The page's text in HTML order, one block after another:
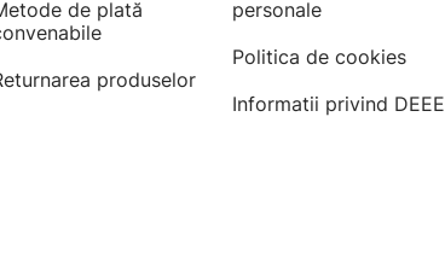
de plată
produselor
personale
Politica de cookies
Informatii privind DEEE